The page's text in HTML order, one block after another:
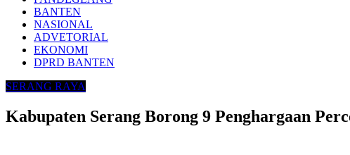
BANTEN
NASIONAL
ADVETORIAL
EKONOMI
DPRD BANTEN
SERANG RAYA
Kabupaten Serang Borong 9 Penghargaan